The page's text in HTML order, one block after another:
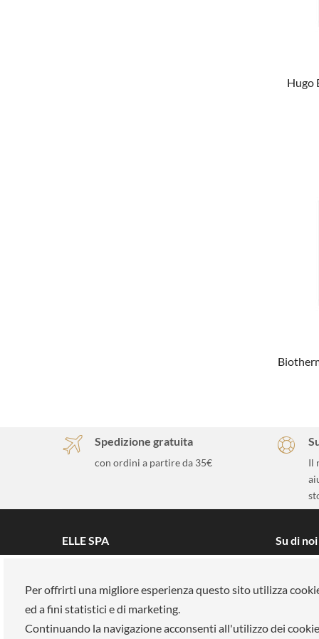
Hugo
Spedizione gratuita
con ordini a partire da 35€
Il
ELLE SPA
Prenota un appuntamento
Fidelity card
Chi siamo
Su di noi
Lavora
Negozi
Per offrirti una migliore esperienza questo sito utilizza
ed a fini statistici e di marketing.
Continuando la navigazione acconsenti all'utilizzo dei